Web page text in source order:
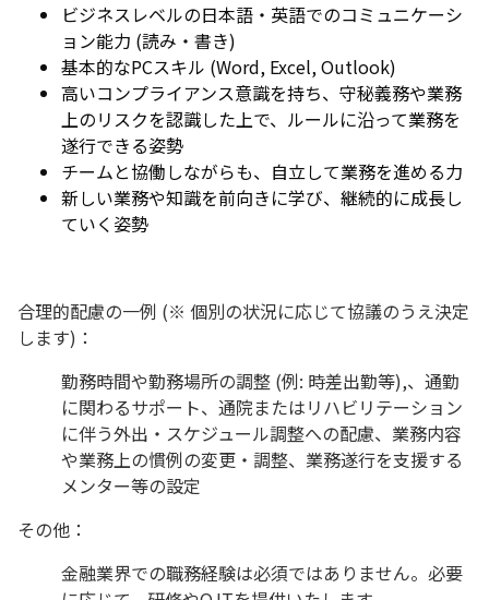
ビジネスレベルの日本語・英語でのコミュニケーシ
ョン能力 (読み・書き)
基本的なPCスキル (Word, Excel, Outlook)
高いコンプライアンス意識を持ち、守秘義務や業務
上のリスクを認識した上で、ルールに沿って業務を
遂行できる姿勢
チームと協働しながらも、自立して業務を進める力
新しい業務や知識を前向きに学び、継続的に成長し
ていく姿勢
合理的配慮の一例 (※ 個別の状況に応じて協議のうえ決定
します)：
勤務時間や勤務場所の調整 (例: 時差出勤等),、通勤
に関わるサポート、通院またはリハビリテーション
に伴う外出・スケジュール調整への配慮、業務内容
や業務上の慣例の変更・調整、業務遂行を支援する
メンター等の設定
その他：
金融業界での職務経験は必須ではありません。必要